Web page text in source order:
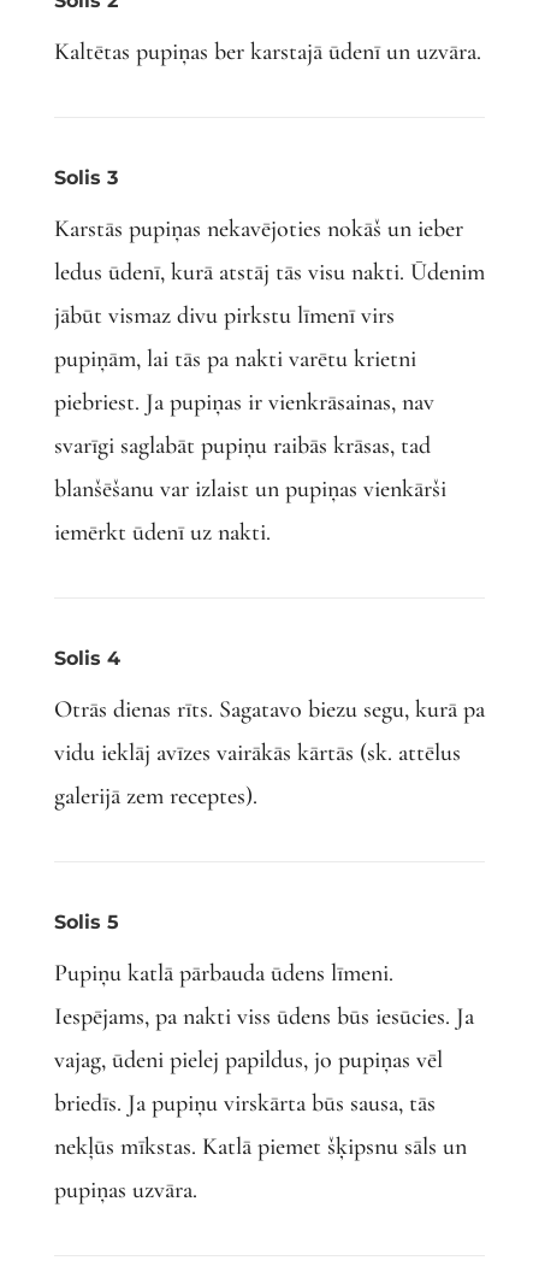
Kaltētas pupiņas ber karstajā ūdenī un uzvāra.
Solis 3
Karstās pupiņas nekavējoties nokāš un ieber
ledus ūdenī, kurā atstāj tās visu nakti. Ūdenim
jābūt vismaz divu pirkstu līmenī virs
pupiņām, lai tās pa nakti varētu krietni
piebriest. Ja pupiņas ir vienkrāsainas, nav
svarīgi saglabāt pupiņu raibās krāsas, tad
blanšēšanu var izlaist un pupiņas vienkārši
iemērkt ūdenī uz nakti.
Solis 4
Otrās dienas rīts. Sagatavo biezu segu, kurā pa
vidu ieklāj avīzes vairākās kārtās (sk. attēlus
galerijā zem receptes).
Solis 5
Pupiņu katlā pārbauda ūdens līmeni.
Iespējams, pa nakti viss ūdens būs iesūcies. Ja
vajag, ūdeni pielej papildus, jo pupiņas vēl
briedīs. Ja pupiņu virskārta būs sausa, tās
nekļūs mīkstas. Katlā piemet šķipsnu sāls un
pupiņas uzvāra.